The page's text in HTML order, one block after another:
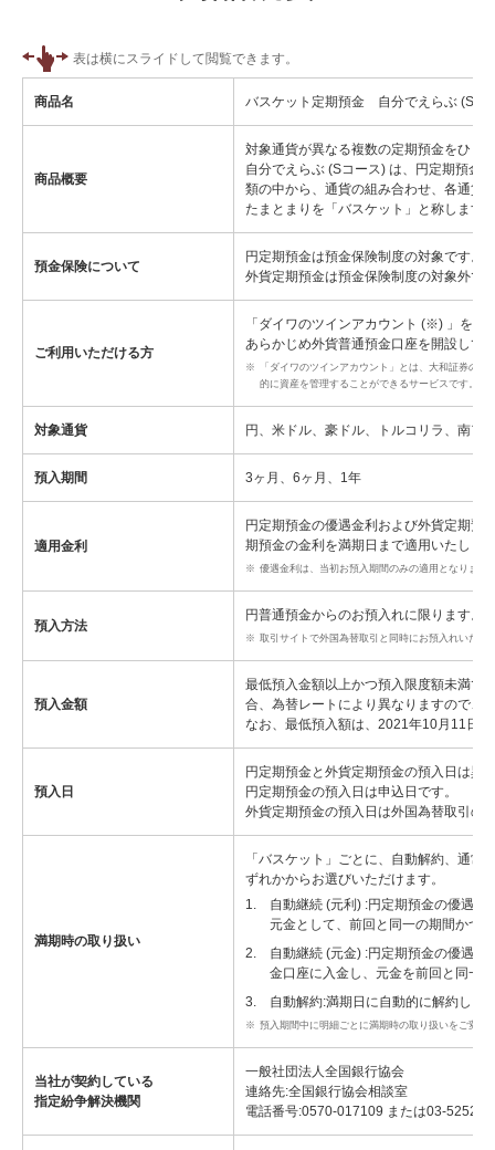
商品名 バスケット定期預金 自分でえらぶ (Sコ
商品概要
対象通貨が異なる複数の定期預金をひと
自分でえらぶ (Sコース) は、円定期預金
類の中から、通貨の組み合わせ、各通貨
たまとまりを「バスケット」と称します
預金保険について
円定期預金は預金保険制度の対象です。
外貨定期預金は預金保険制度の対象外で
ご利用いただける方
「ダイワのツインアカウント (※) 」をお
あらかじめ外貨普通預金口座を開設して
※
「ダイワのツインアカウント」とは、大和証券の
的に資産を管理することができるサービスです。
対象通貨 円、米ドル、豪ドル、トルコリラ、南ア
預入期間 3ヶ月、6ヶ月、1年
適用金利
円定期預金の優遇金利および外貨定期預
期預金の金利を満期日まで適用いたしま
※ 優遇金利は、当初お預入期間のみの適用となります
預入方法
円普通預金からのお預入れに限ります。
※ 取引サイトで外国為替取引と同時にお預入れいた
預入金額
最低預入金額以上かつ預入限度額未満で
合、為替レートにより異なりますので、
なお、最低預入額は、2021年10月11日
預入日
円定期預金と外貨定期預金の預入日は異
円定期預金の預入日は申込日です。
外貨定期預金の預入日は外国為替取引の
満期時の取り扱い
「バスケット」ごとに、自動解約、通
ずれかからお選びいただけます。
1.
自動継続 (元利) :円定期預金の優遇
元金として、前回と同一の期間かつ
2.
自動継続 (元金) :円定期預金の優遇
金口座に入金し、元金を前回と同一
3.
自動解約:満期日に自動的に解約し、
※ 預入期間中に明細ごとに満期時の取り扱いをご変更
当社が契約している
指定紛争解決機関
一般社団法人全国銀行協会
連絡先:全国銀行協会相談室
電話番号:0570-017109 または03-5252-